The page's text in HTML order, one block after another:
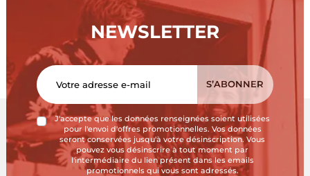
NEWSLETTER
J'accepte que les données renseignées soient utilisées
pour l'envoi d'offres promotionnelles. Vos données
seront conservées jusqu'à votre désinscription. Vous
pouvez vous désinscrire à tout moment par
l'intermédiaire du lien présent dans les emails
promotionnels qui vous sont adressés.